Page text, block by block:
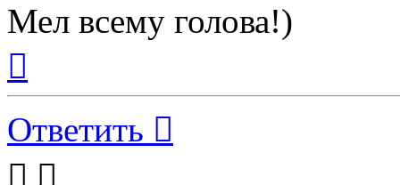
Мел всему голова!)
началу
Ответить